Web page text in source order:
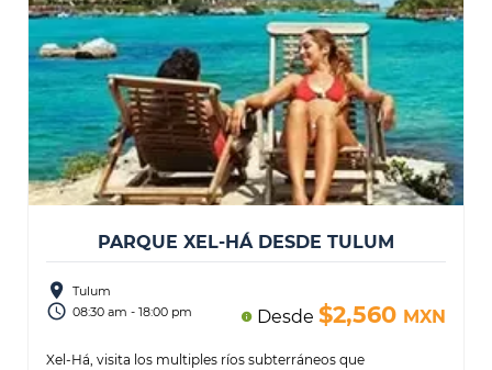
PARQUE XEL-HÁ DESDE TULUM
place Tulum
access_time 08:30 am - 18:00 pm info Desde $2,560 MXN
Xel-Há, visita los multiples ríos subterráneos que